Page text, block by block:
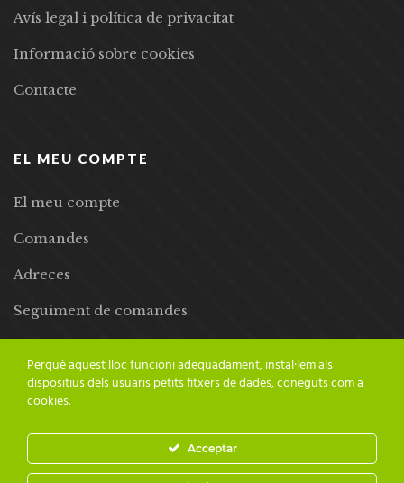
Avís legal i política de privacitat
Informació sobre cookies
Contacte
EL MEU COMPTE
El meu compte
Comandes
Adreces
Seguiment de comandes
© 2024 Adesiara Editorial | Tots els drets reservats | Preus amb
Perquè aquest lloc funcioni adequadament, instal·lem als
dispositius dels usuaris petits fitxers de dades, coneguts com a
cookies.
Acceptar